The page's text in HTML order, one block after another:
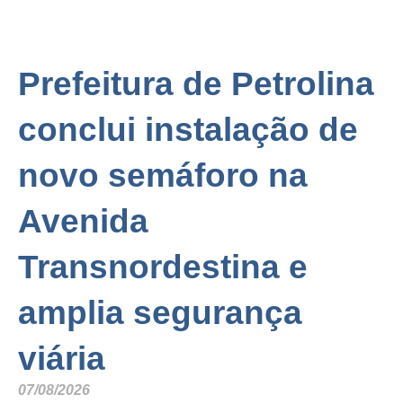
Prefeitura de Petrolina
conclui instalação de
novo semáforo na
Avenida
Transnordestina e
amplia segurança
viária
07/08/2026